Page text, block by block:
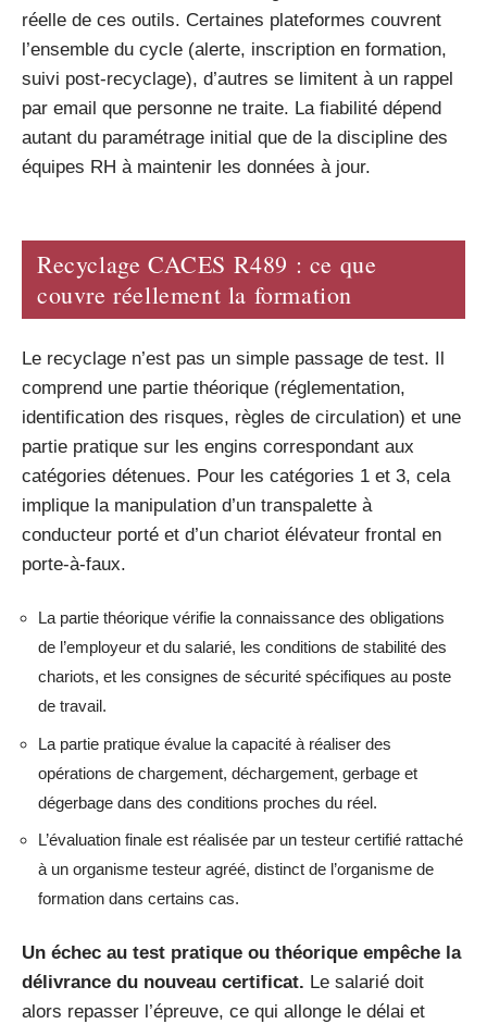
réelle de ces outils. Certaines plateformes couvrent
l’ensemble du cycle (alerte, inscription en formation,
suivi post-recyclage), d’autres se limitent à un rappel
par email que personne ne traite. La fiabilité dépend
autant du paramétrage initial que de la discipline des
équipes RH à maintenir les données à jour.
Recyclage CACES R489 : ce que
couvre réellement la formation
Le recyclage n’est pas un simple passage de test. Il
comprend une partie théorique (réglementation,
identification des risques, règles de circulation) et une
partie pratique sur les engins correspondant aux
catégories détenues. Pour les catégories 1 et 3, cela
implique la manipulation d’un transpalette à
conducteur porté et d’un chariot élévateur frontal en
porte-à-faux.
La partie théorique vérifie la connaissance des obligations
de l’employeur et du salarié, les conditions de stabilité des
chariots, et les consignes de sécurité spécifiques au poste
de travail.
La partie pratique évalue la capacité à réaliser des
opérations de chargement, déchargement, gerbage et
dégerbage dans des conditions proches du réel.
L’évaluation finale est réalisée par un testeur certifié rattaché
à un organisme testeur agréé, distinct de l’organisme de
formation dans certains cas.
Un échec au test pratique ou théorique empêche la
délivrance du nouveau certificat. Le salarié doit
alors repasser l’épreuve, ce qui allonge le délai et